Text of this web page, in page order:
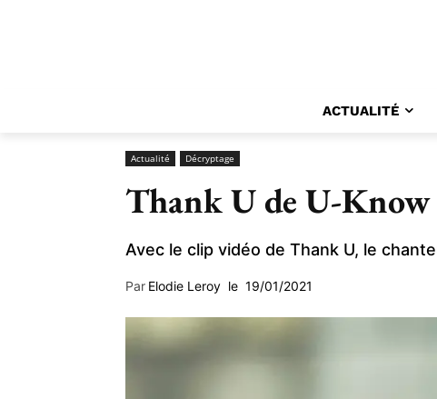
ACTUALITÉ
Actualité Décryptage
Thank U de U-
Avec le clip vidéo de Thank U, le
Par Elodie Leroy le 19/01/2021